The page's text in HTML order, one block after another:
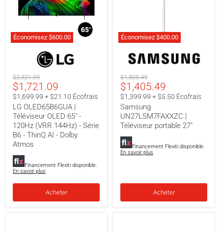
Économisez $600.00
OLED65B6GUA
OLED
65"
120Hz
(VRR
144Hz)
Série
B6
ThinQ
AI
Prix
original
$2,321.09
Prix
actuel
$1,721.09
$1,699.99 + $21.10 Écofrais
LG OLED65B6GUA |
Téléviseur OLED 65" -
120Hz (VRR 144Hz) - Série
B6 - ThinQ AI - Dolby
Atmos
Financement Flexiti disponible.
En savoir plus
Acheter
Économisez $400.00
UN27LSM7FAXXZC
portable
27"
Prix
original
$1,805.49
Prix
actuel
$1,405.49
$1,399.99 + $5.50 Écofrais
Samsung
UN27LSM7FAXXZC |
Téléviseur portable 27"
Financement Flexiti disponible.
En savoir plus
Acheter